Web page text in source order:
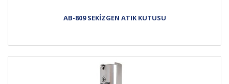
AB-809 SEKİZGEN ATIK KUTUSU